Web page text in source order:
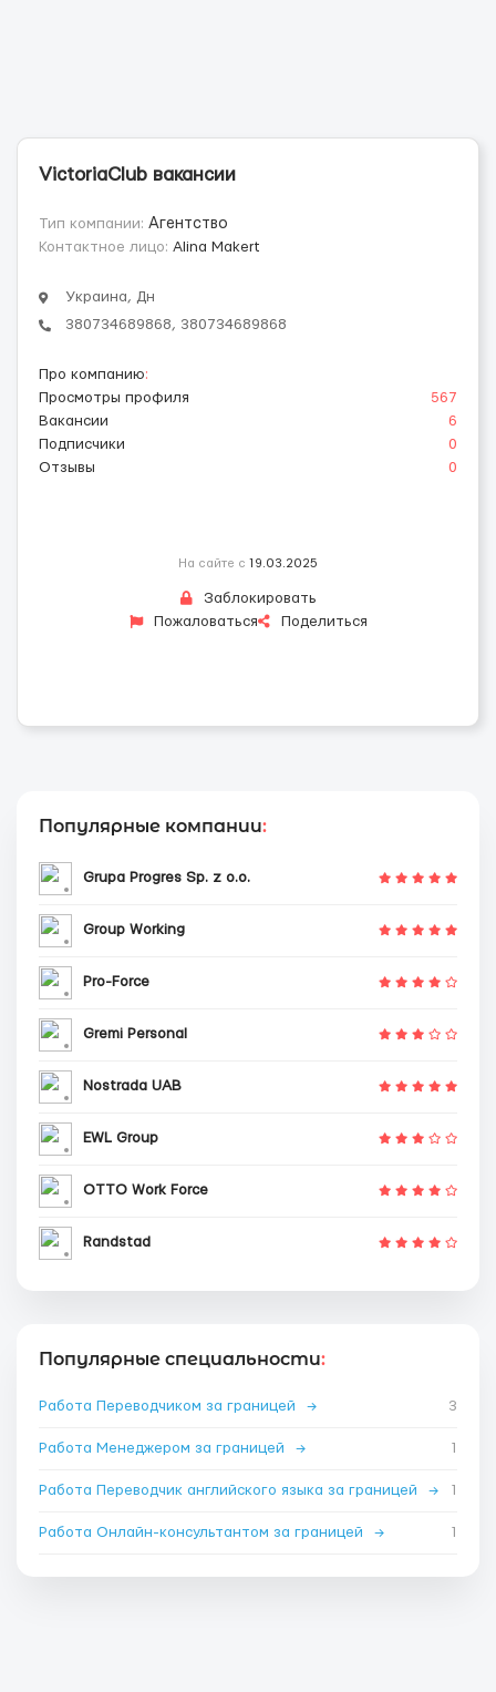
VictoriaClub вакансии
Тип компании: Агентство
Контактное лицо: Alina Makert
Украина, Дн
380734689868, 380734689868
Про компанию:
Просмотры профиля
567
Вакансии
6
Подписчики
0
Отзывы
0
На сайте с 19.03.2025
Заблокировать
Пожаловаться
Поделиться
Популярные компании:
Grupa Progres Sp. z o.o.
Group Working
Pro-Force
Gremi Personal
Nostrada UAB
EWL Group
OTTO Work Force
Randstad
Популярные специальности:
Работа Переводчиком за границей → 3
Работа Менеджером за границей → 1
Работа Переводчик английского языка за границей → 1
Работа Онлайн-консультантом за границей → 1